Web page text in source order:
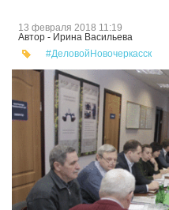
13 февраля 2018 11:19
Автор - Ирина Васильева
#ДеловойНовочеркасск